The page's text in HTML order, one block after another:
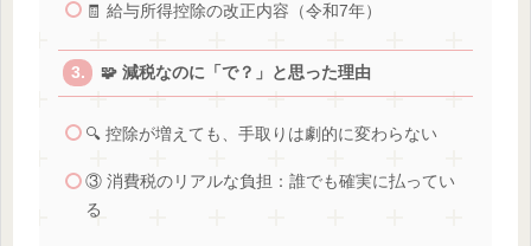
🧾 給与所得控除の改正内容（令和7年）
🧩 減税なのに「で？」と思った理由
🔍 控除が増えても、手取りは劇的に変わらない
③ 消費税のリアルな負担：誰でも確実に払ってい
る